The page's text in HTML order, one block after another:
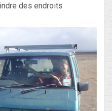
des endroits